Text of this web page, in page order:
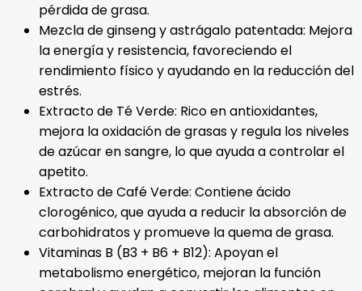
pérdida de grasa.
Mezcla de ginseng y astrágalo patentada: Mejora
la energía y resistencia, favoreciendo el
rendimiento físico y ayudando en la reducción del
estrés.
Extracto de Té Verde: Rico en antioxidantes,
mejora la oxidación de grasas y regula los niveles
de azúcar en sangre, lo que ayuda a controlar el
apetito.
Extracto de Café Verde: Contiene ácido
clorogénico, que ayuda a reducir la absorción de
carbohidratos y promueve la quema de grasa.
Vitaminas B (B3 + B6 + B12): Apoyan el
metabolismo energético, mejoran la función